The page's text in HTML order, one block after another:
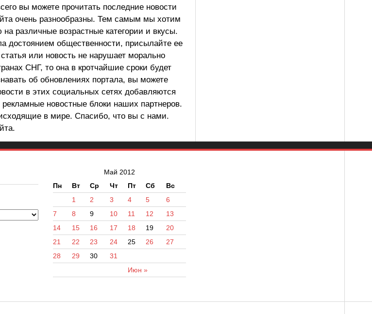
вы можете прочитать последние новости
очень разнообразны. Тем самым мы хотим
различные возрастные категории и вкусы.
достоянием общественности, присылайте ее
или новость не нарушает морально
СНГ, то она в кротчайшие сроки будет
об обновлениях портала, вы можете
в этих социальных сетях добавляются
новостные блоки наших партнеров.
в мире. Спасибо, что вы с нами.
Май 2012
Пн
Вт Ср Чт Пт Сб Вс
Июн »
1 2 3 4 5
6
7
8 9 10 11 12
13
14
15 16 17 18 19
20
21
22 23 24 25 26
27
28
29 30 31